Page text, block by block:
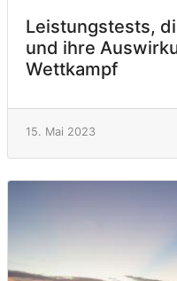
Leistungstests,
und ihre
Wettkampf
15. Mai 2023